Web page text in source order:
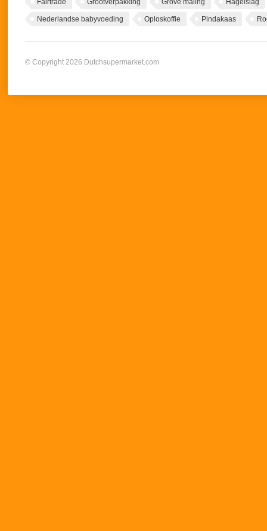
Fairtrade Grootverpakking Grove maling Hagelslag
Nederlandse babyvoeding Oploskoffie Pindakaas
© Copyright 2026 Dutchsupermarket.com